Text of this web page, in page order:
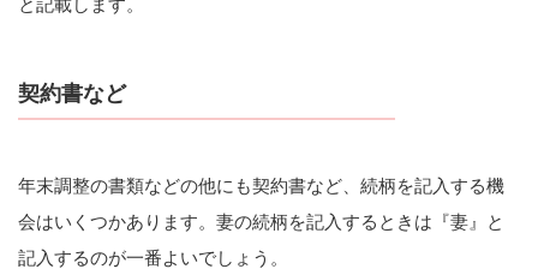
と記載します。
契約書など
年末調整の書類などの他にも契約書など、続柄を記入する機
会はいくつかあります。妻の続柄を記入するときは『妻』と
記入するのが一番よいでしょう。